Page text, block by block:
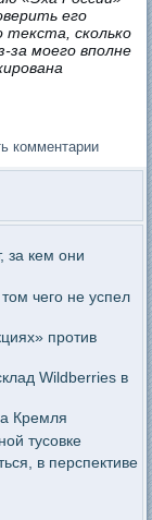
его
текста, сколько
за моего вполне
комментарии
за кем они
чего не успел
против
Wildberries в
Кремля
тусовке
в перспективе